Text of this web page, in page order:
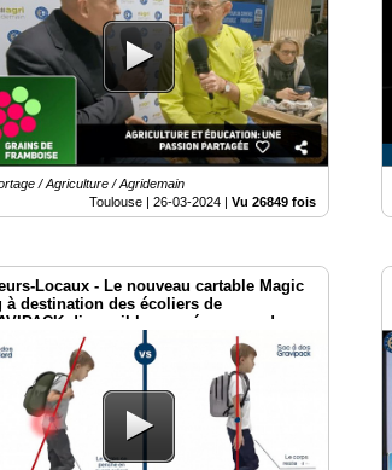
/ Agriculture / Agridemain
Toulouse | 26-03-2024| Vu 26849 fois
Locaux - Le nouveau cartable Magic
à destination des écoliers de
disponible en précommande